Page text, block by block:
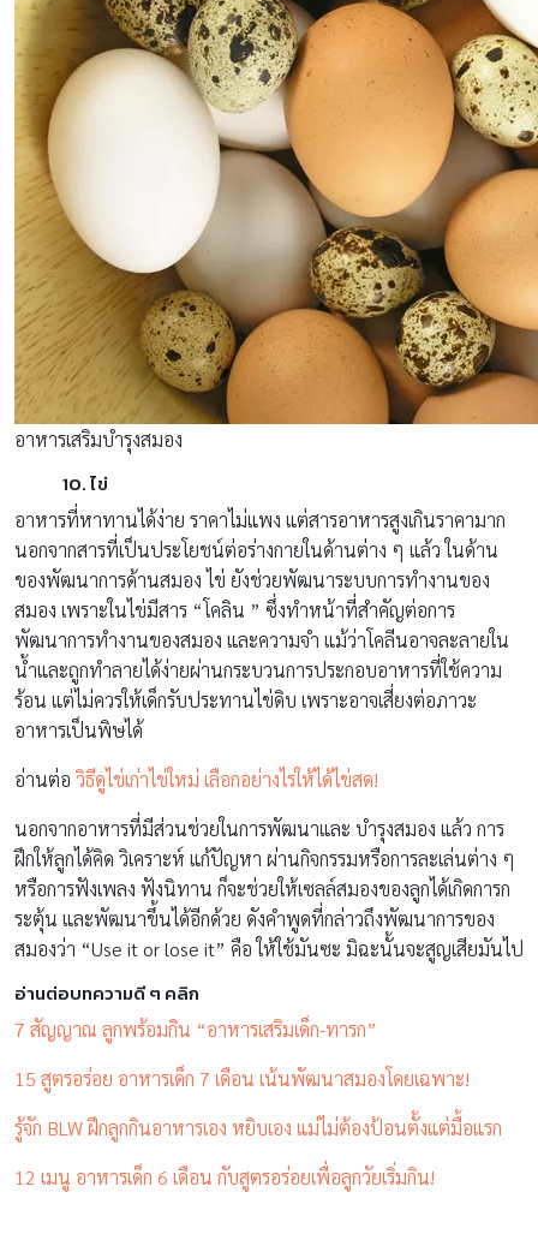
อาหารเสริมบำรุงสมอง
10. ไข่
อาหารที่หาทานได้ง่าย ราคาไม่แพง แต่สารอาหารสูงเกินราคามาก
นอกจากสารที่เป็นประโยชน์ต่อร่างกายในด้านต่าง ๆ แล้ว ในด้าน
ของพัฒนาการด้านสมอง ไข่ ยังช่วยพัฒนาระบบการทำงานของ
สมอง เพราะในไข่มีสาร “โคลิน ” ซึ่งทำหน้าที่สำคัญต่อการ
พัฒนาการทำงานของสมอง และความจำ แม้ว่าโคลีนอาจละลายใน
น้ำและถูกทำลายได้ง่ายผ่านกระบวนการประกอบอาหารที่ใช้ความ
ร้อน แต่ไม่ควรให้เด็กรับประทานไข่ดิบ เพราะอาจเสี่ยงต่อภาวะ
อาหารเป็นพิษได้
อ่านต่อ วิธีดูไข่เก่าไข่ใหม่ เลือกอย่างไรให้ได้ไข่สด!
นอกจากอาหารที่มีส่วนช่วยในการพัฒนาและ บำรุงสมอง แล้ว การ
ฝึกให้ลูกได้คิด วิเคราะห์ แก้ปัญหา ผ่านกิจกรรมหรือการละเล่นต่าง ๆ
หรือการฟังเพลง ฟังนิทาน ก็จะช่วยให้เซลล์สมองของลูกได้เกิดการก
ระตุ้น และพัฒนาขึ้นได้อีกด้วย ดังคำพูดที่กล่าวถึงพัฒนาการของ
สมองว่า “Use it or lose it” คือ ให้ใช้มันซะ มิฉะนั้นจะสูญเสียมันไป
อ่านต่อบทความดี ๆ คลิก
7 สัญญาณ ลูกพร้อมกิน “อาหารเสริมเด็ก-ทารก”
15 สูตรอร่อย อาหารเด็ก 7 เดือน เน้นพัฒนาสมองโดยเฉพาะ!
รู้จัก BLW ฝึกลูกกินอาหารเอง หยิบเอง แม่ไม่ต้องป้อนตั้งแต่มื้อแรก
12 เมนู อาหารเด็ก 6 เดือน กับสูตรอร่อยเพื่อลูกวัยเริ่มกิน!